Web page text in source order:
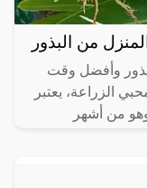
من البذور
وأفضل وقت
الزراعة، يعتبر
من أشهر